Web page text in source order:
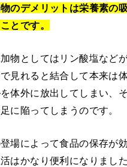
のデメリットは栄養素の
とです。
物としてはリン酸塩など
見れると結合して本来は
体外に放出してしまい、
に陥ってしまうのです。
場によって食品の保存が
はかなり便利になりまし